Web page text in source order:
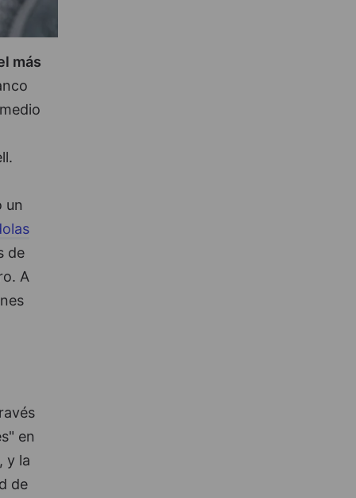
más
un
de
A
en
y la
de